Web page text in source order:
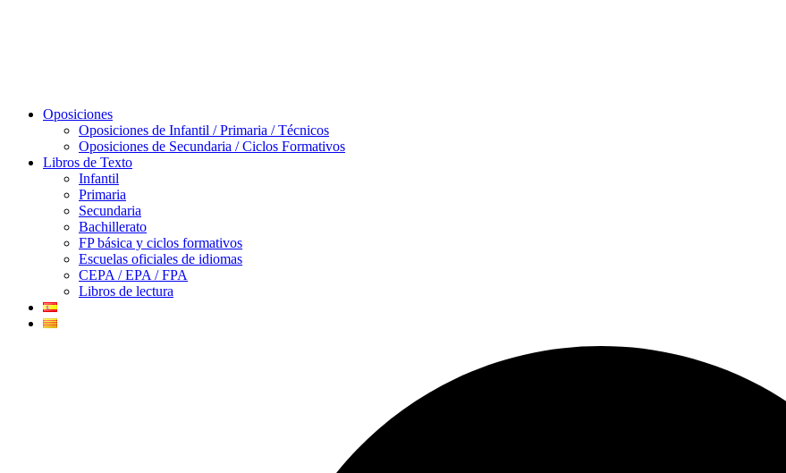
Oposiciones
Oposiciones de Infantil / Primaria / Técnicos
Oposiciones de Secundaria / Ciclos Formativos
Libros de Texto
Infantil
Primaria
Secundaria
Bachillerato
FP básica y ciclos formativos
Escuelas oficiales de idiomas
CEPA / EPA / FPA
Libros de lectura